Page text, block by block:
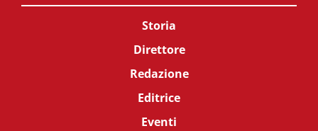
Storia
Direttore
Redazione
Editrice
Eventi